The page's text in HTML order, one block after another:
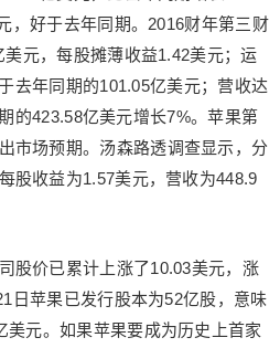
，好于去年同期。2016财年第三财
元，每股摊薄收益1.42美元；运
去年同期的101.05亿美元；营收达
的423.58亿美元增长7%。苹果第
市场预期。汤森路透调查显示，分
股收益为1.57美元，营收为448.9
股价已累计上涨了10.03美元，涨
日苹果已发行股本为52亿股，意味
美元。如果苹果要成为历史上首家